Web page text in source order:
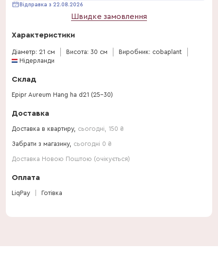
Відправка з 22.08.2026
Швидке замовлення
Характеристики
Діаметр: 21 см Висота: 30 см
Виробник: cobaplant
Нідерланди
Склад
Epipr Aureum Hang ha d21 (25-30)
Доставка
Доставка в квартиру, сьогодні 150 ₴
Забрати з магазину, сьогодні 0 ₴
Доставка Новою Поштою (очікується)
Оплата
LiqPay Готівка